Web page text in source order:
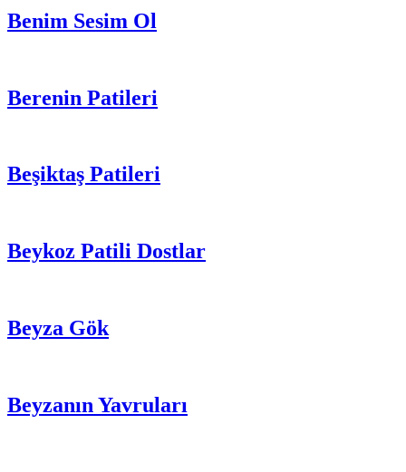
Benim Sesim Ol
Berenin Patileri
Beşiktaş Patileri
Beykoz Patili Dostlar
Beyza Gök
Beyzanın Yavruları